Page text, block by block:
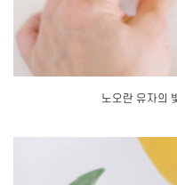
노오란 유자의